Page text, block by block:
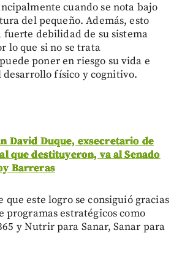
cuando se nota bajo
del pequeño. Además, esto
fuerte debilidad de su sistema
lo que si no se trata
poner en riesgo su vida e
físico y cognitivo.
David Duque, exsecretario de
que destituyeron, va al Senado
Barreras
que este logro se consiguió gracias
programas estratégicos como
y Nutrir para Sanar, Sanar para